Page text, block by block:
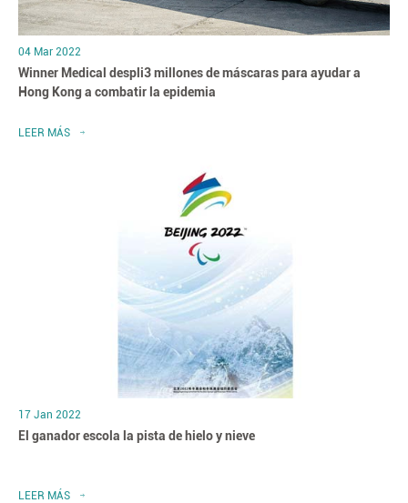
04 Mar 2022
Winner Medical despli3 millones de máscaras para ayudar a
Hong Kong a combatir la epidemia
LEER MÁS
17 Jan 2022
El ganador escola la pista de hielo y nieve
LEER MÁS